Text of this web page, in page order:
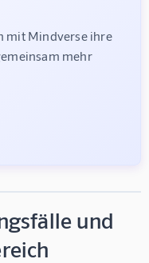
mit Mindverse ihre
mehr
und